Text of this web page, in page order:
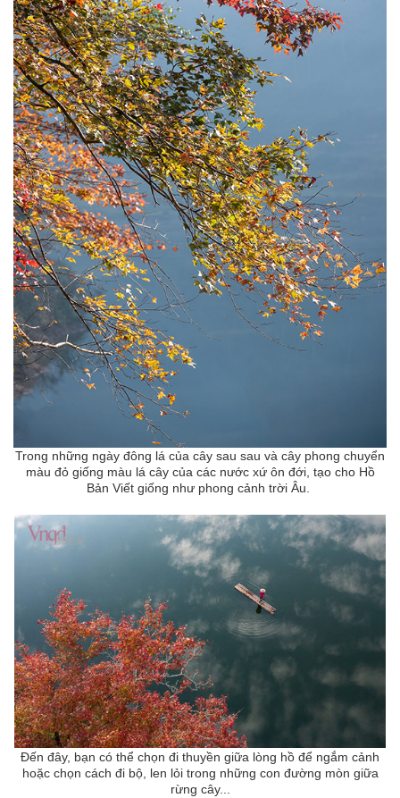
Trong những ngày đông lá của cây sau sau và cây phong chuyển
màu đỏ giống màu lá cây của các nước xứ ôn đới, tạo cho Hồ
Bản Viết giống như phong cảnh trời Âu.
Đến đây, bạn có thể chọn đi thuyền giữa lòng hồ để ngắm cảnh
hoặc chọn cách đi bộ, len lỏi trong những con đường mòn giữa
rừng cây...